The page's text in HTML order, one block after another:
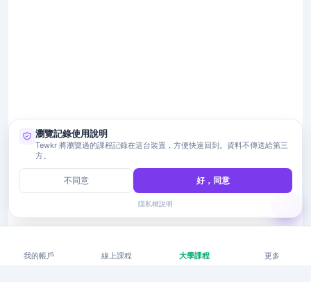
我的帳戶 線上課程 大學課程 更多
瀏覽記錄使用說明
Tewkr 將瀏覽過的課程記錄在這台裝置，方便快速回到。資料不傳送給第三
方。
不同意 好，同意
隱私權說明